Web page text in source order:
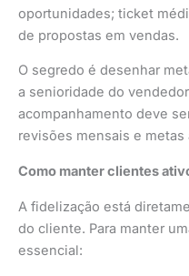
oportunidades; ticket
de propostas em vendas.
O segredo é desenhar
a senioridade do
acompanhamento deve
revisões mensais e metas
Como manter clientes
A fidelização está
do cliente. Para manter
essencial: